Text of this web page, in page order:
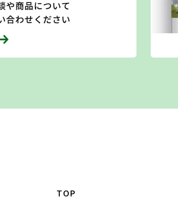
TOP